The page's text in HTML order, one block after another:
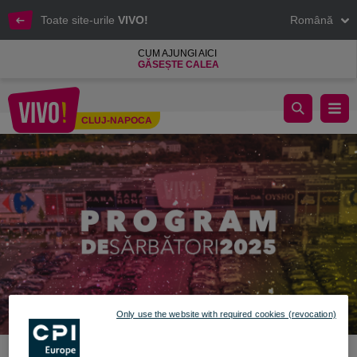
Toate site-urile VIVO! Română
CUM AJUNGI AICI
GĂSEȘTE CALEA
Cluj-Napoca
CLUJ-NAPOCA
Program special sărbători - decembrie 2025 - ianuarie 2026​
Only use the website with required cookies (revocation)